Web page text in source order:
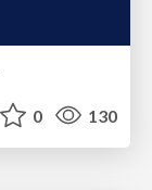
0 130